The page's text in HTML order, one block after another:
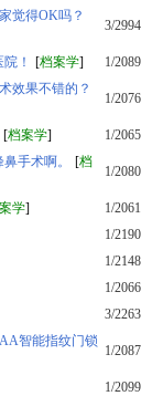
觉得OK吗？
3/2994
！ [档案学] 1/2089
效果不错的？
1/2076
[档案学] 1/2065
手术啊。 [档
1/2080
学] 1/2061
1/2190
1/2148
1/2066
3/2263
智能指纹门锁
1/2087
1/2099